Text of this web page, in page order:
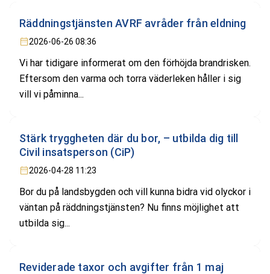
Räddningstjänsten AVRF avråder från eldning
2026-06-26 08:36
Vi har tidigare informerat om den förhöjda brandrisken.
Eftersom den varma och torra väderleken håller i sig
vill vi påminna...
Stärk tryggheten där du bor, – utbilda dig till
Civil insatsperson (CiP)
2026-04-28 11:23
Bor du på landsbygden och vill kunna bidra vid olyckor i
väntan på räddningstjänsten? Nu finns möjlighet att
utbilda sig...
Reviderade taxor och avgifter från 1 maj